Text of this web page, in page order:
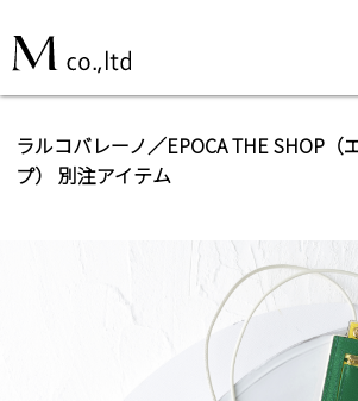
ラルコバレーノ／EPOCA THE SHOP（
プ） 別注アイテム